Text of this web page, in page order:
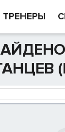
ТРЕНЕРЫ